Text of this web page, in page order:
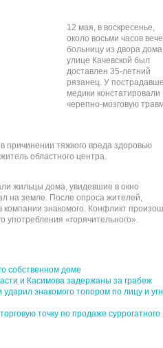
12 мая, в воскресенье,
около восьми часов
больницу из двора
улице Качевской был
доставлен 35-летний
рязанец. У
медики констатировали
черепно-мозговую
тяжкого вреда здоровью
областного центра.
жильцы дома, увидевшие в окно
на земле. После опроса жителей,
компании знакомого. Конфликт
употребления «горячительного».
собственном доме
и Касимова задержаны за грабеж
знакомого топором по лицу и
точку по продаже суррогатного